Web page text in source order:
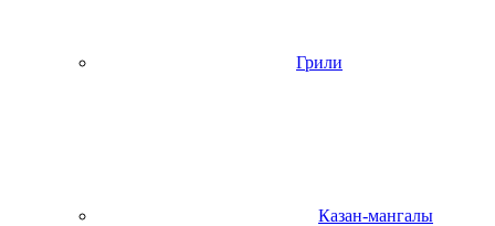
Грили
Казан-мангалы